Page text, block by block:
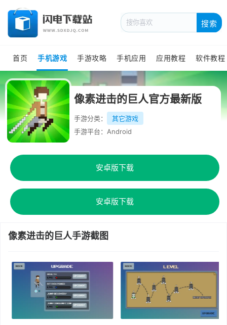
搜索
首页 手机游戏 手游攻略 手机应用 应用教程 软件教程
像素进击的巨人官方最新版
手游分类：
其它游戏
手游平台：Android
安卓版下载
安卓版下载
像素进击的巨人手游截图